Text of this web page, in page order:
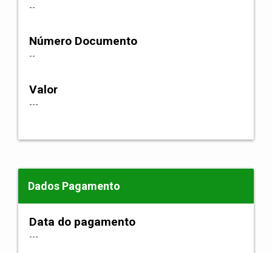
--
Número Documento
--
Valor
---
Dados Pagamento
Data do pagamento
---